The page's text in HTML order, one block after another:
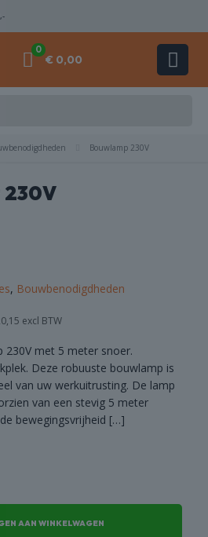
0
€ 0,00
Bouwlamp 230V
230V
, Bouwbenodigdheden
excl BTW
230V met 5 meter snoer.
Deze robuuste bouwlamp is
van uw werkuitrusting. De lamp
van een stevig 5 meter
bewegingsvrijheid […]
AAN WINKELWAGEN